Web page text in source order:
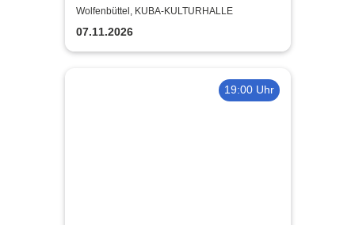
Wolfenbüttel, KUBA-KULTURHALLE
07.11.2026
19:00 Uhr